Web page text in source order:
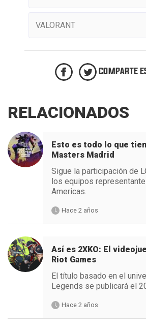
VALORANT
COMPARTE
RELACIONADOS
Esto es todo lo que
Masters Madrid
Sigue la participación de
los equipos
Americas.
Hace 2 años
Así es 2XKO: El
Riot Games
El título basado en el
Legends se publicará el
Hace 2 años